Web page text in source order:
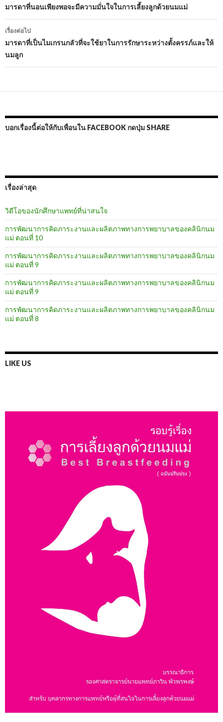
นำทาง
เรื่อง
มารดาที่นอนเพียงพอจะมีความมั่นใจในการเลี้ยงลูกด้วยนมแม่
เรื่องต่อไป
มารดาที่เป็นไมเกรนกลัวที่จะใช้ยาในการรักษาระหว่างตั้งครรภ์และให้
นมลูก
บอกเรื่องนี้ต่อให้กับเพื่อนใน FACEBOOK กดปุ่ม SHARE
เรื่องล่าสุด
วิดีโอของนักศึกษาแพทย์ที่น่าสนใจ
การพัฒนาการคิดภาระงานและผลิตภาพทางการพยาบาลของคลินิกนม
แม่ ตอนที่ 10
การพัฒนาการคิดภาระงานและผลิตภาพทางการพยาบาลของคลินิกนม
แม่ ตอนที่ 9
การพัฒนาการคิดภาระงานและผลิตภาพทางการพยาบาลของคลินิกนม
แม่ ตอนที่ 9
การพัฒนาการคิดภาระงานและผลิตภาพทางการพยาบาลของคลินิกนม
แม่ ตอนที่ 8
LIKE US